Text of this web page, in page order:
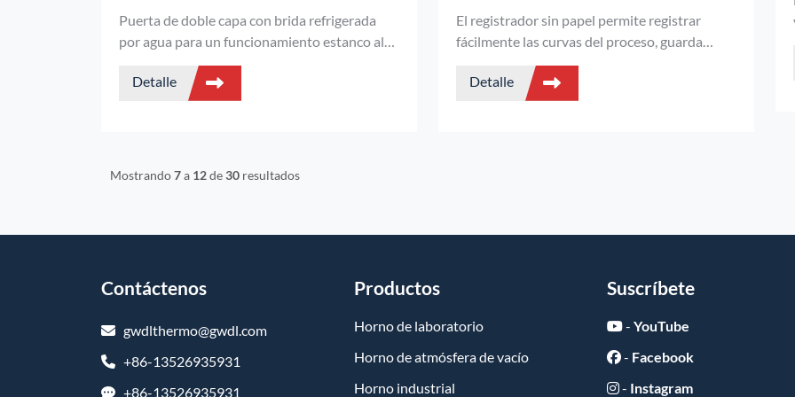
Puerta de doble capa con brida refrigerada
por agua para un funcionamiento estanco al
Detalle
El registrador sin papel permite registrar
fácilmente las curvas del proceso, guarda
automáticamente los datos tras un corte del
suministro eléctrico y sigue ejecutando los
perfiles de temperatura.
Detalle
Mostrando7a 12de30 resultados
Contáctenos
gwdlthermo@gwdl.com
+86-13526935931
+86-13526935931
Productos
Horno de laboratorio
Horno de atmósfera de vacío
Horno industrial
Suscríbete
- YouTube
- Facebook
- Instagram